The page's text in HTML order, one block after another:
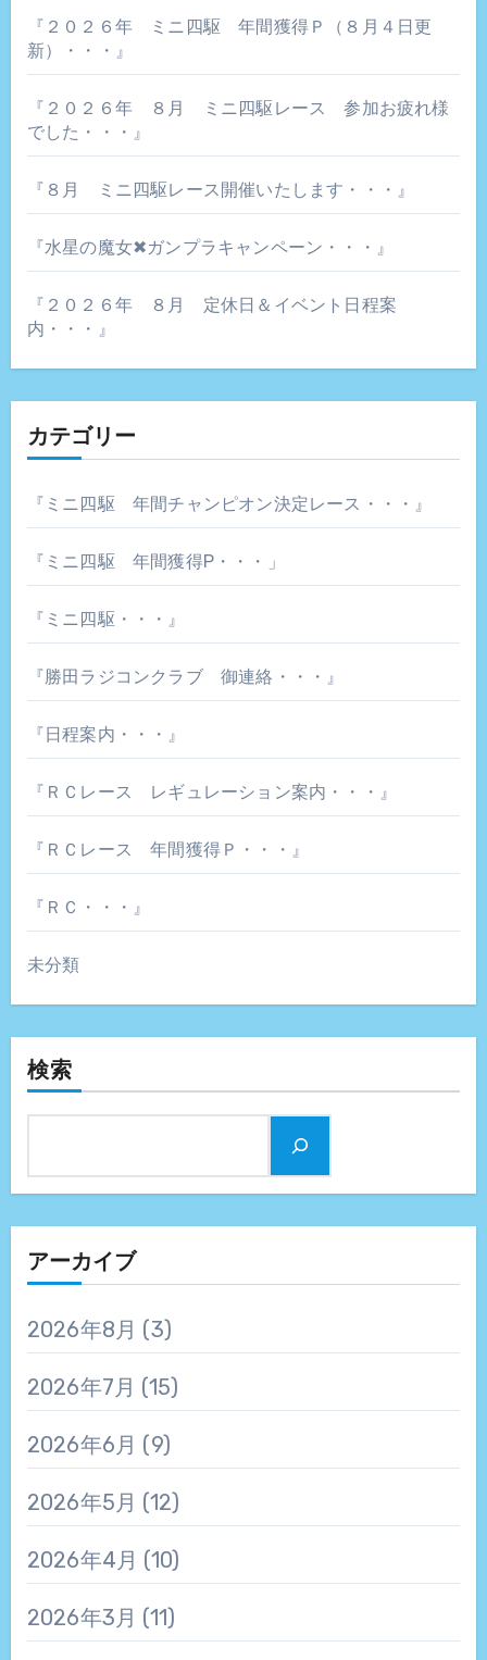
ョ
ン
『２０２６年 ミニ四駆 年間獲得Ｐ（８月４日更
新）・・・』
『２０２６年 ８月 ミニ四駆レース 参加お疲れ様
でした・・・』
『８月 ミニ四駆レース開催いたします・・・』
『水星の魔女✖ガンプラキャンペーン・・・』
『２０２６年 ８月 定休日＆イベント日程案
内・・・』
カテゴリー
『ミニ四駆 年間チャンピオン決定レース・・・』
『ミニ四駆 年間獲得P・・・」
『ミニ四駆・・・』
『勝田ラジコンクラブ 御連絡・・・』
『日程案内・・・』
『ＲＣレース レギュレーション案内・・・』
『ＲＣレース 年間獲得Ｐ・・・』
『ＲＣ・・・』
未分類
検索
アーカイブ
2026年8月 (3)
2026年7月 (15)
2026年6月 (9)
2026年5月 (12)
2026年4月 (10)
2026年3月 (11)